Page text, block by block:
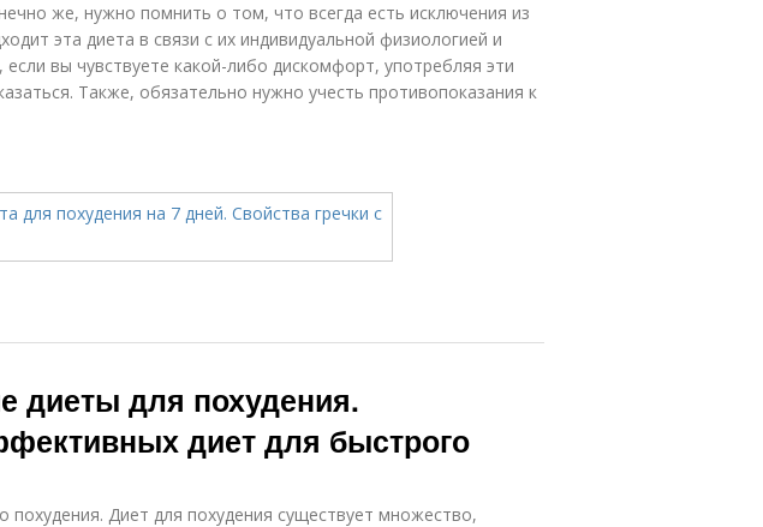
же, нужно помнить о том, что всегда есть исключения из
эта диета в связи с их индивидуальной физиологией и
вы чувствуете какой-либо дискомфорт, употребляя эти
Также, обязательно нужно учесть противопоказания к
диеты для похудения.
диет для быстрого
похудения. Диет для похудения существует множество,